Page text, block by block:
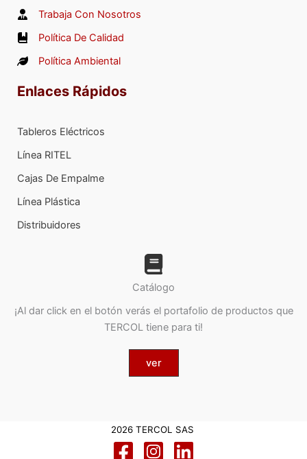
Trabaja Con Nosotros
Política De Calidad
Política Ambiental
Enlaces Rápidos
Tableros Eléctricos
Línea RITEL
Cajas De Empalme
Línea Plástica
Distribuidores
Catálogo
¡Al dar click en el botón verás el portafolio de productos que
TERCOL tiene para ti!
ver
2026 TERCOL SAS